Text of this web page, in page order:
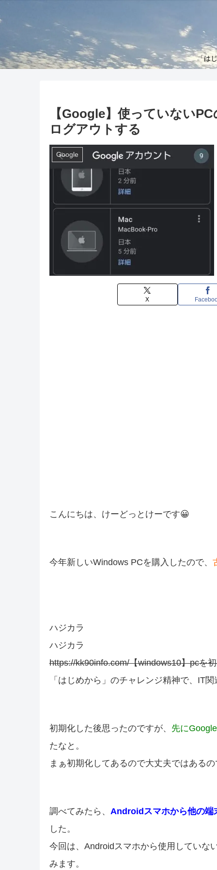
「は
【Google】使っていない
ログアウトする
Google
X
こんにちは、けーどっとけーです😀
今年新しいWindows PCを購入したので、
ハジカラ
ハジカラ
https://kk90info.com/【windows10】pcを
「はじめから」のチャレンジ精神で、IT
初期化した後思ったのですが、 先に
たなと。
まぁ初期化してあるので大丈夫ではある
調べてみたら、 Androidスマホから他の端
した。
今回は、Androidスマホから使用していな
みます。